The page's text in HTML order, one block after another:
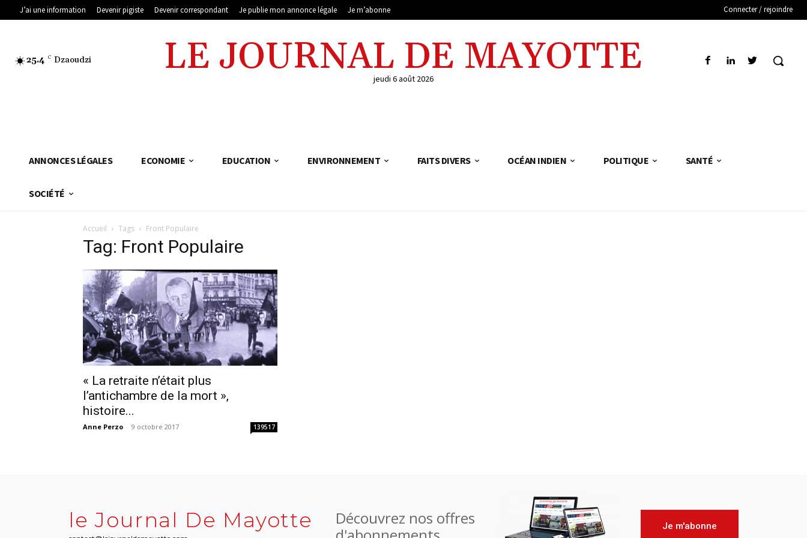
J’ai une information Devenir pigiste Devenir correspondant Je publie mon annonce légale Je m’abonne Connecter / rejoindre
25.4 C Dzaoudzi LE JOURNAL DE MAYOTTE
jeudi 6 août 2026
ANNONCES LÉGALES ECONOMIE EDUCATION ENVIRONNEMENT FAITS DIVERS OCÉAN INDIEN POLITIQUE SANTÉ
SOCIÉTÉ
Accueil Tags Front Populaire
Tag: Front Populaire
« La retraite n’était plus
l’antichambre de la mort »,
histoire...
Anne Perzo - 9 octobre 2017 139517
le Journal De Mayotte
Découvrez nos offres
Je m'abonne